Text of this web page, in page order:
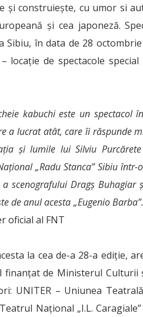
și construiește, cu umor si
și cea japoneză.
în data de 28
locație de spectacole
kabuchi este un spectacol
a lucrat atât, care îi răspunde
și lumile lui Silviu
„Radu Stanca” Sibiu
scenografului Dragș Buhagiar
de anul acesta „Eugenio Barba”.
oficial al FNT
la cea de-a 28-a ediție,
de Ministerul Culturii
UNITER – Uniunea
Naţional „I.L.